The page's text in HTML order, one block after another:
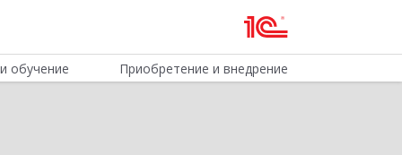
обучение Приобретение и внедрение